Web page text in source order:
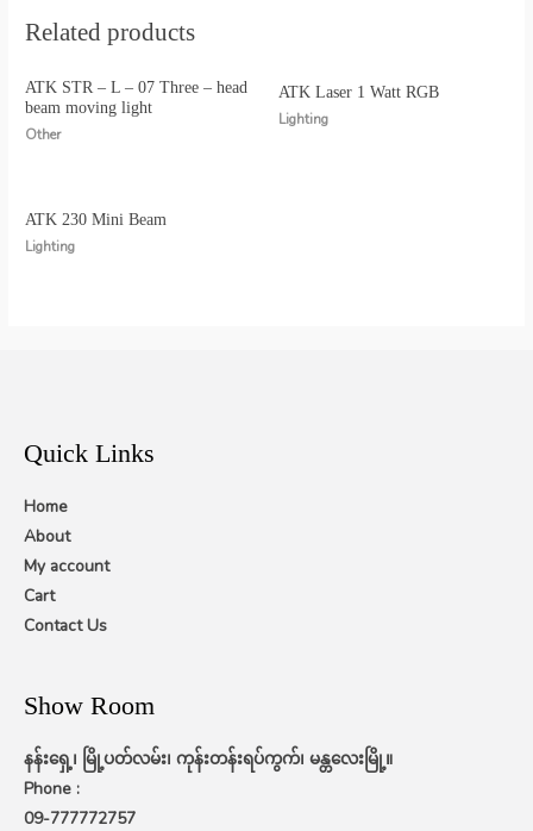
Related products
ATK STR – L – 07 Three – head
beam moving light
Other
ATK Laser 1 Watt RGB
Lighting
ATK 230 Mini Beam
Lighting
Quick Links
Home
About
My account
Cart
Contact Us
Show Room
နန်းရှေ့၊ မြို့ပတ်လမ်း၊ ကုန်းတန်းရပ်ကွက်၊ မန္တလေးမြို့။
Phone :
09-777772757